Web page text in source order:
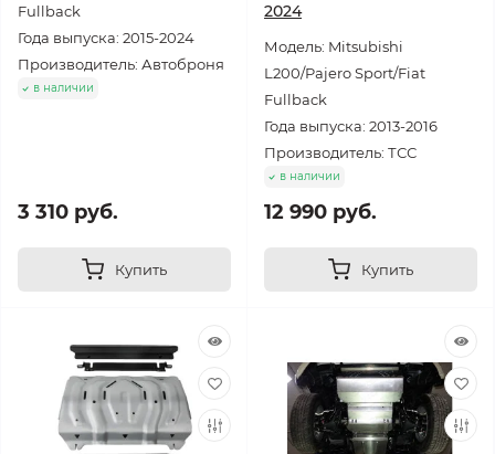
Fullback
Года выпуска: 2015-2024
Производитель: Автоброня
в наличии
3 310 руб.
Купить
2024
Модель: Mitsubishi
L200/Pajero Sport/Fiat
Fullback
Года выпуска: 2013-2016
Производитель: ТСС
в наличии
12 990 руб.
Купить